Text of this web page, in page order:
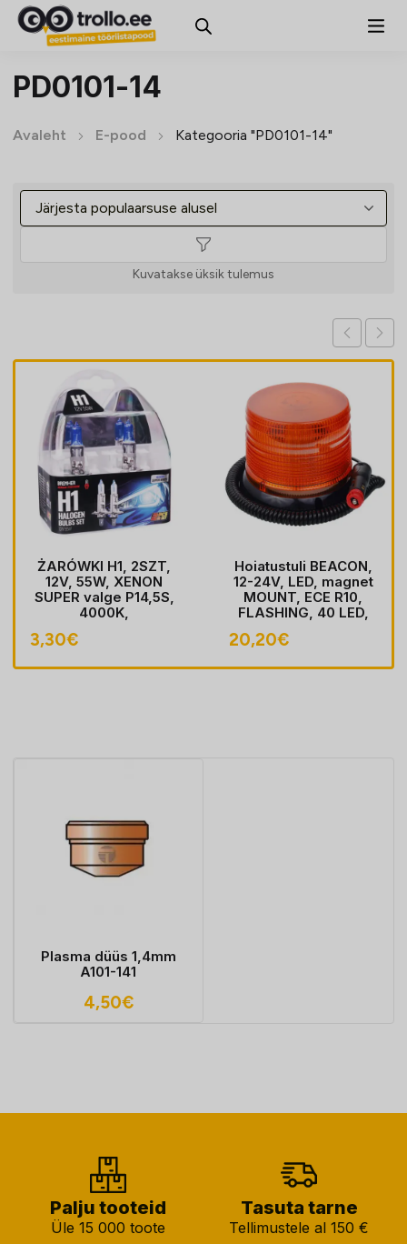
PD0101-14
Avaleht E-pood Kategooria "PD0101-14"
Kuvatakse üksik tulemus
ŻARÓWKI H1, 2SZT,
12V, 55W, XENON
SUPER valge P14,5S,
4000K,
3,30€
Hoiatustuli BEACON,
12-24V, LED, magnet
MOUNT, ECE R10,
FLASHING, 40 LED,
sobib LIGHTER pesa
20,20€
Plasma düüs 1,4mm
A101-141
4,50€
Palju tooteid
Üle 15 000 toote
Tasuta tarne
Tellimustele al 150 €